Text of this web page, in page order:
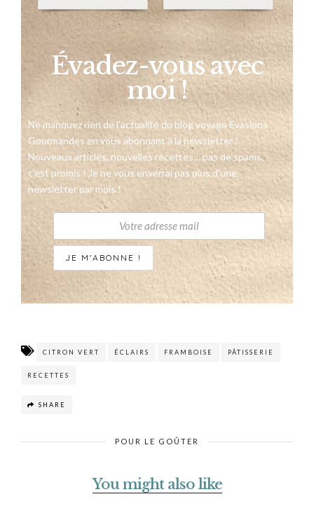
Évadez-vous avec
moi !
Ne manquez rien de l’actualité du blog voyage Evasions
Gourmandes en vous abonnant à la newsletter !
Nouveaux articles, nouvelles recettes… pas de spams,
c’est promis ! Je ne vous enverrai pas plus d’une
newsletter par mois !
CITRON VERT ÉCLAIRS FRAMBOISE PÂTISSERIE
RECETTES
SHARE
POUR LE GOÛTER
You might also like